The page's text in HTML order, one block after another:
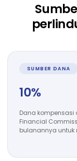
SUMBER DANA
10%
Dana kompensasi
Financial
bulanannya untuk